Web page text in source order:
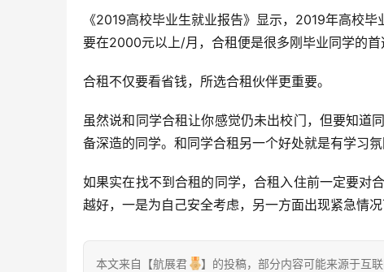
《2019高校毕业生就业报告》显示，2019年高校
要在2000元以上/月，合租便是很多刚毕业同学的首
合租不仅要看省钱，所选合租伙伴更重要。
虽然说和同学合租让你感觉仍未出校门，但要知道
备深造的同学。和同学合租另一个好处就是有学习
如果实在找不到合租的同学，合租入住前一定要对
越好，一是为自己安全考虑，另一方面出现紧急情况
本文来自【航展君 】的投稿，部分内容可能来源于互